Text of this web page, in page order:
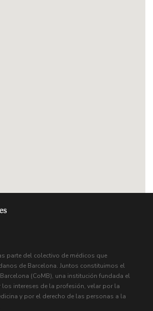
parte del colectivo de médicos que
de Barcelona. Juntos constituimos el
(CoMB), una institución fundada el
los intereses de la profesión, velar por la
y por el derecho de las personas a la